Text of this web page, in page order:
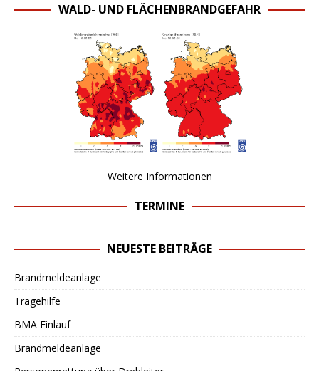
WALD- UND FLÄCHENBRANDGEFAHR
Weitere Informationen
TERMINE
NEUESTE BEITRÄGE
Brandmeldeanlage
Tragehilfe
BMA Einlauf
Brandmeldeanlage